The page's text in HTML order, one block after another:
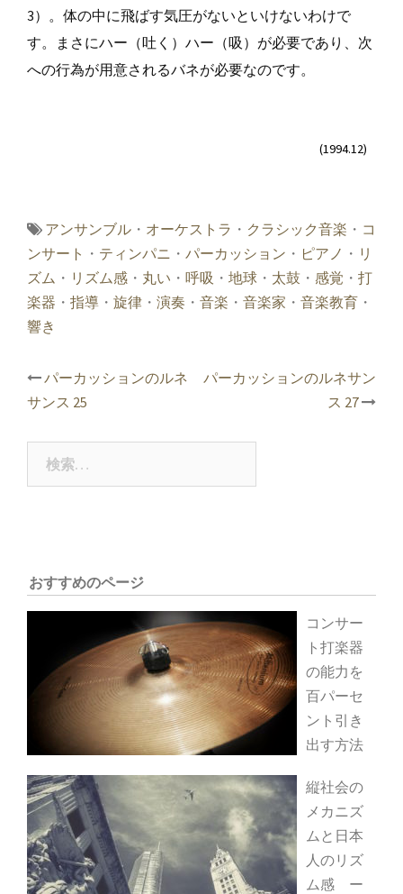
3）。体の中に飛ばす気圧がないといけないわけで
す。まさにハー（吐く）ハー（吸）が必要であり、次
への行為が用意されるバネが必要なのです。
(1994.12)
アンサンブル ・ オーケストラ ・ クラシック音楽 ・ コ
ンサート ・ ティンパニ ・ パーカッション ・ ピアノ ・ リ
ズム ・ リズム感 ・ 丸い ・ 呼吸 ・ 地球 ・ 太鼓 ・ 感覚 ・ 打
楽器 ・ 指導 ・ 旋律 ・ 演奏 ・ 音楽 ・ 音楽家 ・ 音楽教育 ・
響き
投
稿
ナ
シ
パーカッションのルネ
サンス 25
パーカッションのルネサン
ス 27
おすすめのページ
コンサー
ト打楽器
の能力を
百パーセ
ント引き
出す方法
縦社会の
メカニズ
ムと日本
人のリズ
ム感 ー